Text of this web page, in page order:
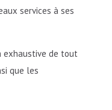
services à ses
exhaustive de tout
que les